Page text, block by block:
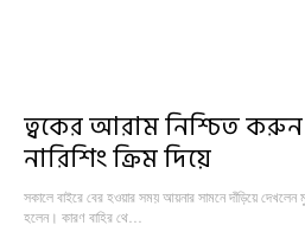
ত্বকের আরাম নিশ্চিত করুন
নারিশিং ক্রিম দিয়ে
সকালে বাইরে বের হওয়ার সময় আয়নার সামনে দাঁড়িয়ে
হলেন। কারণ বাহির থে…